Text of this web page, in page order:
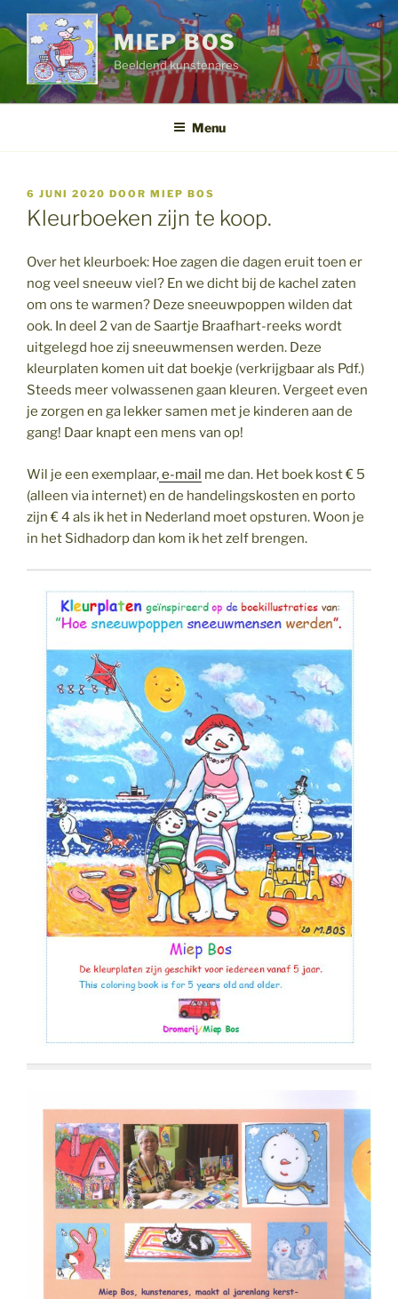
naar
de
inhoud
MIEP BOS
Beeldend kunstenares
Menu
GEPLAATST
OP
6 JUNI 2020 DOOR MIEP BOS
Kleurboeken zijn te koop.
Over het kleurboek: Hoe zagen die dagen eruit toen er
nog veel sneeuw viel? En we dicht bij de kachel zaten
om ons te warmen? Deze sneeuwpoppen wilden dat
ook. In deel 2 van de Saartje Braafhart-reeks wordt
uitgelegd hoe zij sneeuwmensen werden. Deze
kleurplaten komen uit dat boekje (verkrijgbaar als Pdf.)
Steeds meer volwassenen gaan kleuren. Vergeet even
je zorgen en ga lekker samen met je kinderen aan de
gang! Daar knapt een mens van op!
Wil je een exemplaar,e-mail me dan. Het boek kost € 5
(alleen via internet) en de handelingskosten en porto
zijn € 4 als ik het in Nederland moet opsturen. Woon je
in het Sidhadorp dan kom ik het zelf brengen.